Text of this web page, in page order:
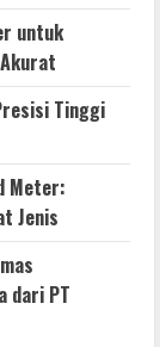
untuk
Tinggi
Meter:
Jenis
dari PT